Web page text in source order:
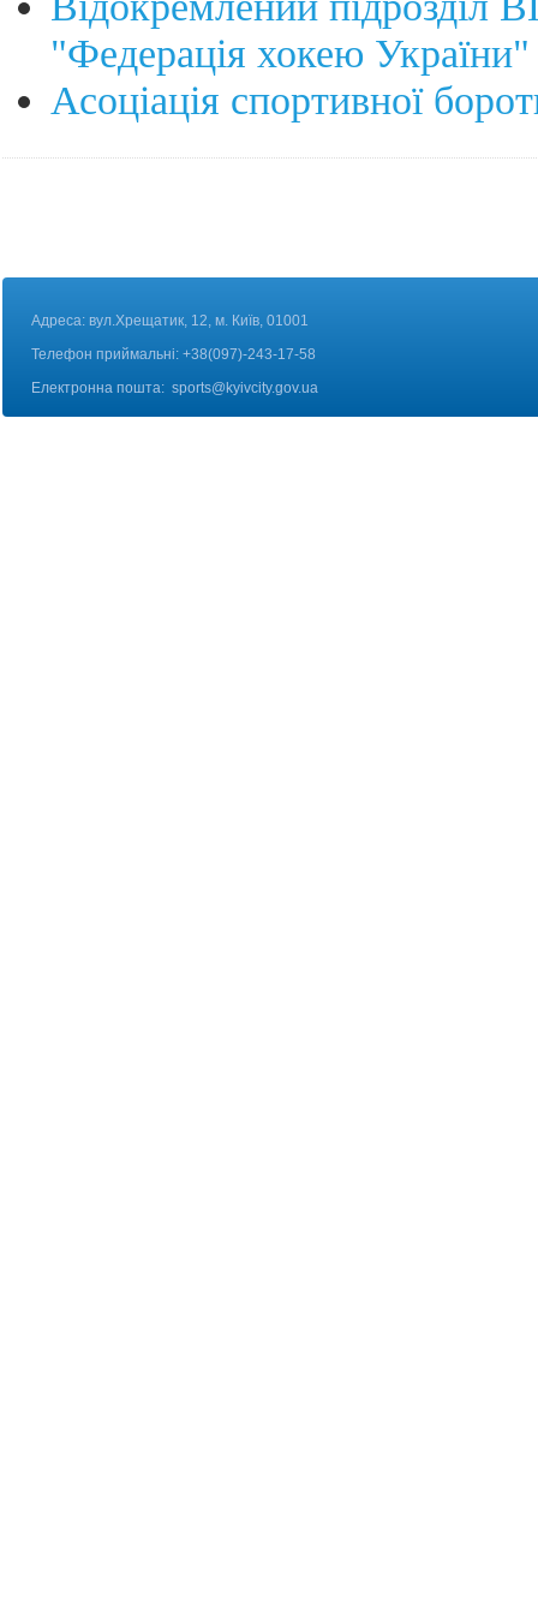
"Федерація хокею
Асоціація спортивної
Адреса: вул.Хрещатик, 12, м. Київ, 01001
Телефон приймальні: +38(097)-243-17-58
Електронна пошта: sports@kyivcity.gov.ua